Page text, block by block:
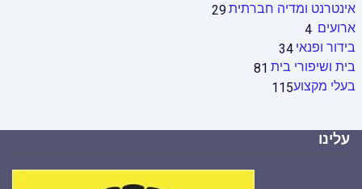
אינטרנט ומדיה חברתית29
ארועים 4
בידור ופנאי 34
בית ושיפורי בית 81
בעלי מקצוע115
עלינו